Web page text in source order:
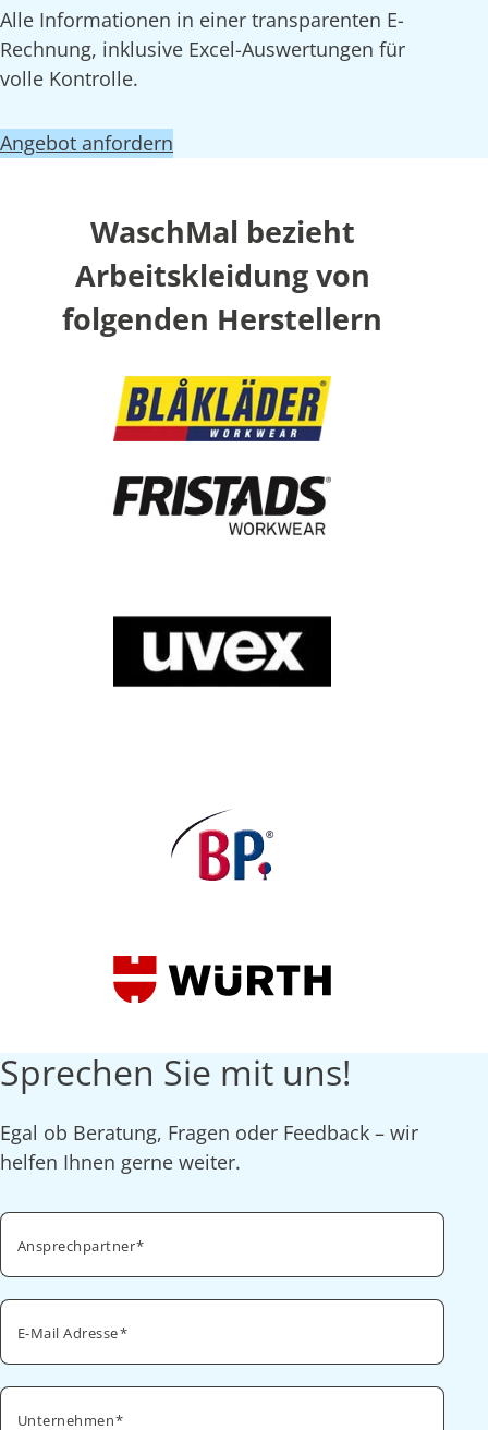
Alle Informationen in einer transparenten E-
Rechnung, inklusive Excel-Auswertungen für
volle Kontrolle.
Angebot anfordern
WaschMal bezieht
Arbeitskleidung von
folgenden Herstellern
Sprechen Sie mit uns!
Egal ob Beratung, Fragen oder Feedback – wir
helfen Ihnen gerne weiter.
Ansprechpartner
E-Mail Adresse
Unternehmen